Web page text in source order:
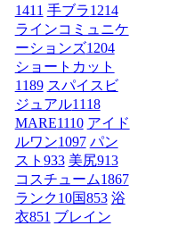
1411 手ブラ1214
ラインコミュニケ
ーションズ1204
ショートカット
1189 スパイスビ
ジュアル1118
MARE1110 アイド
ルワン1097 パン
スト 933 美尻913
コスチューム1867
ランク10国853 浴
衣851 ブレイン